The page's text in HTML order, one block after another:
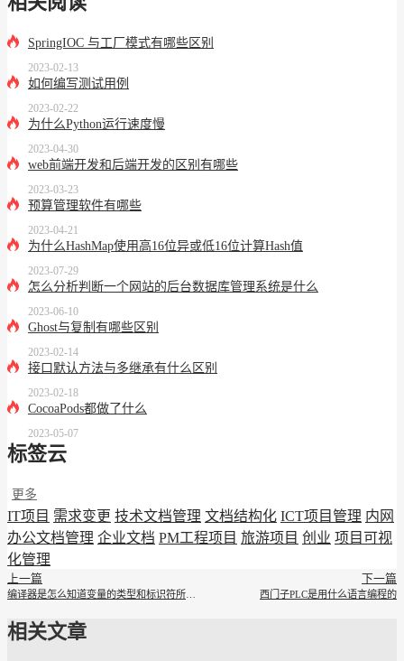
SpringIOC 与工厂模式有哪些区别
2023-02-13
如何编写测试用例
2023-02-22
为什么Python运行速度慢
2023-04-30
web前端开发和后端开发的区别有哪些
2023-03-23
预算管理软件有哪些
2023-04-21
为什么HashMap使用高16位异或低16位计算Hash值
2023-07-29
怎么分析判断一个网站的后台数据库管理系统是什么
2023-06-10
Ghost与复制有哪些区别
2023-02-14
接口默认方法与多继承有什么区别
2023-02-18
CocoaPods都做了什么
2023-05-07
标签云
更多
IT项目 需求变更 技术文档管理 文档结构化 ICT项目管理 内网
办公文档管理 企业文档 PM工程项目 旅游项目 创业 项目可视
化管理
上一篇 下一篇
西门子PLC是用什么语言编程的
相关文章